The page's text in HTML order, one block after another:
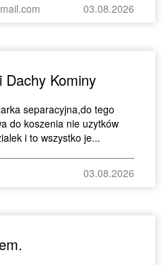
03.08.2026
Dachy Kominy
separacyjna,do tego
do koszenia nie uzytków
i to wszystko je...
03.08.2026